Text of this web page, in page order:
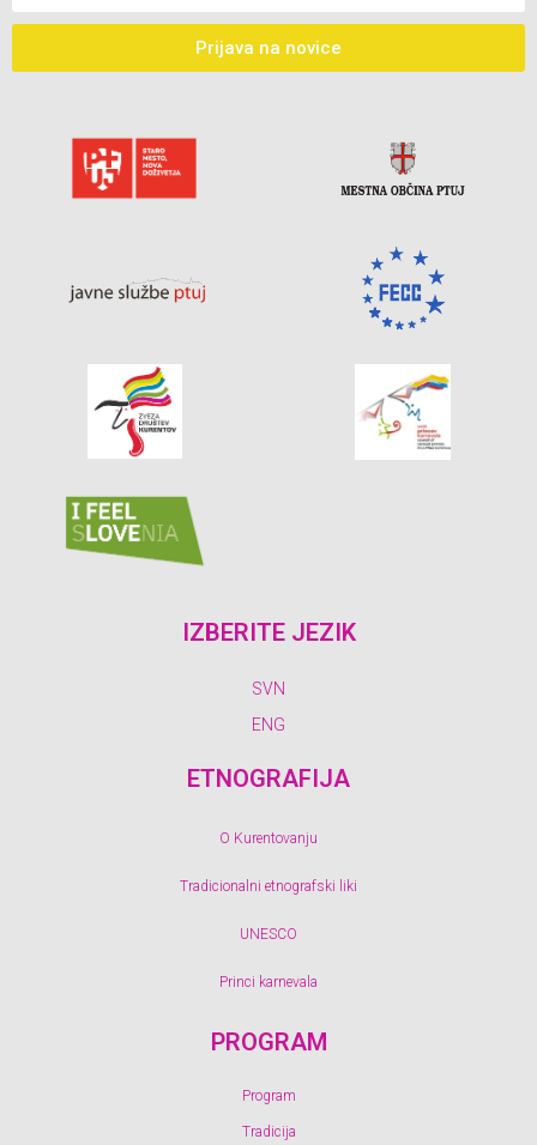
Prijava na novice
IZBERITE JEZIK
SVN
ENG
ETNOGRAFIJA
O Kurentovanju
Tradicionalni etnografski liki
UNESCO
Princi karnevala
PROGRAM
Program
Tradicija